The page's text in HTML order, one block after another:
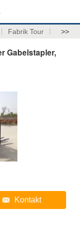
Fabrik Tour >>
Gabelstapler,
Kontakt